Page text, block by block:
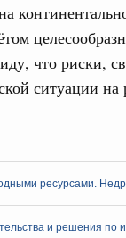
что риски,
ситуации
ресурсами.
и решения по
строительства
по
среда
по